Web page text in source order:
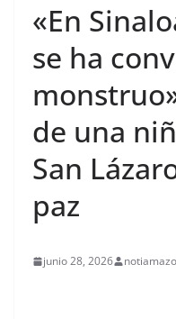
«En
se ha
de una
San
paz
junio 28, 2026